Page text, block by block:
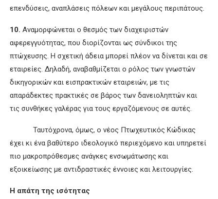
επενδύσεις, αναπλάσεις πόλεων και μεγάλους περιπάτους.
10. Αναμορφώνεται ο θεσμός των διαχειριστών
αφερεγγυότητας, που διορίζονται ως σύνδικοι της
πτώχευσης. Η σχετική άδεια μπορεί πλέον να δίνεται και σε
εταιρείες. Δηλαδή, αναβαθμίζεται ο ρόλος των γνωστών
δικηγορικών και εισπρακτικών εταιρειών, με τις
απαράδεκτες πρακτικές σε βάρος των δανειοληπτών και
τις συνθήκες γαλέρας για τους εργαζόμενους σε αυτές.
Ταυτόχρονα, όμως, ο νέος Πτωχευτικός Κώδικας
έχει κι ένα βαθύτερο ιδεολογικό περιεχόμενο και υπηρετεί
πιο μακροπρόθεσμες ανάγκες ενσωμάτωσης και
εξοικείωσης με αντιδραστικές έννοιες και λειτουργίες.
Η απάτη της ισότητας